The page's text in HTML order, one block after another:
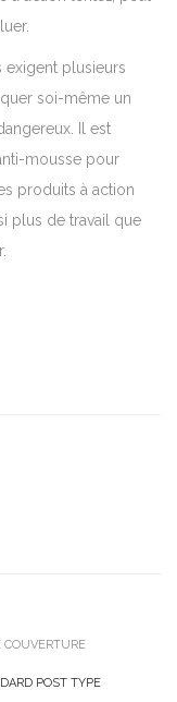
exigent plusieurs
soi-même un
Il est
mousse pour
produits à action
plus de travail que
COUVERTURE
POST TYPE